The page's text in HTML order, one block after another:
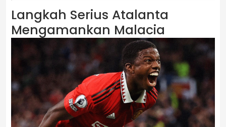
Langkah Serius Atalanta
Mengamankan Malacia